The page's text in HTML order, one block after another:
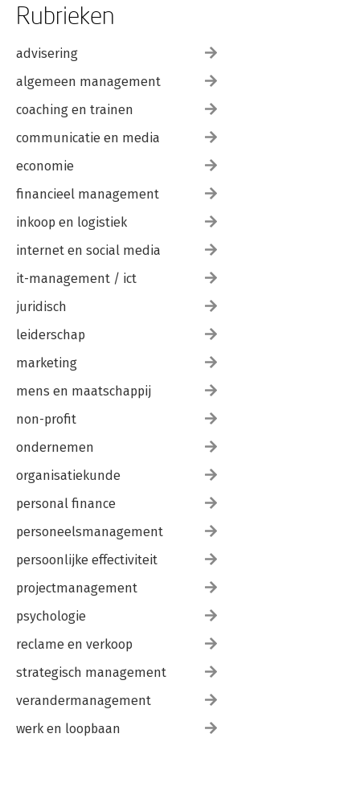
Rubrieken
advisering
algemeen management
coaching en trainen
communicatie en media
economie
financieel management
inkoop en logistiek
internet en social media
it-management / ict
juridisch
leiderschap
marketing
mens en maatschappij
non-profit
ondernemen
organisatiekunde
personal finance
personeelsmanagement
persoonlijke effectiviteit
projectmanagement
psychologie
reclame en verkoop
strategisch management
verandermanagement
werk en loopbaan